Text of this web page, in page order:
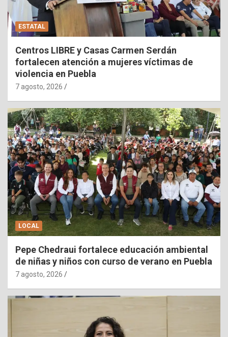
ESTATAL
Centros LIBRE y Casas Carmen Serdán
fortalecen atención a mujeres víctimas de
violencia en Puebla
7 agosto, 2026
LOCAL
Pepe Chedraui fortalece educación ambiental
de niñas y niños con curso de verano en Puebla
7 agosto, 2026